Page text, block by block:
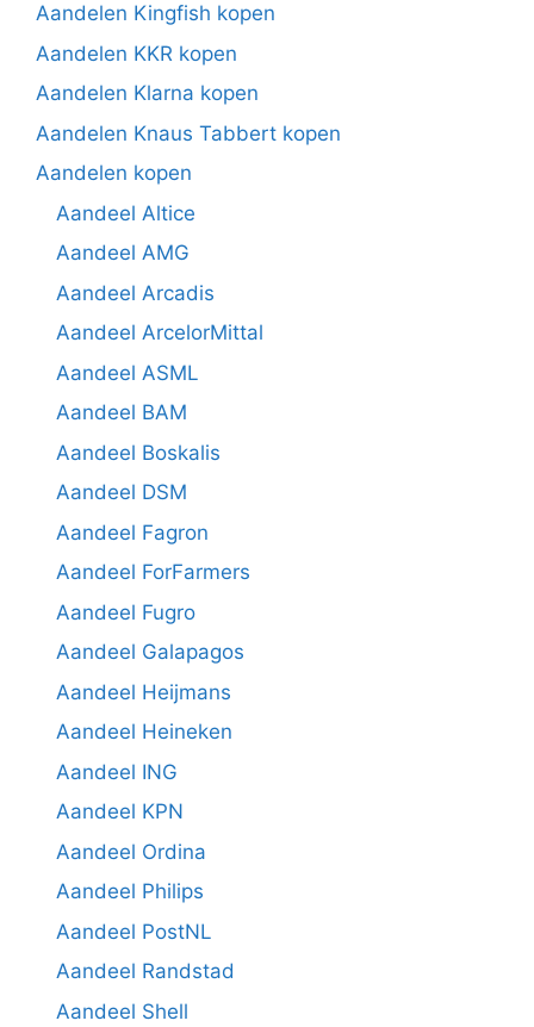
Aandelen Kingfish kopen
Aandelen KKR kopen
Aandelen Klarna kopen
Aandelen Knaus Tabbert kopen
Aandelen kopen
Aandeel Altice
Aandeel AMG
Aandeel Arcadis
Aandeel ArcelorMittal
Aandeel ASML
Aandeel BAM
Aandeel Boskalis
Aandeel DSM
Aandeel Fagron
Aandeel ForFarmers
Aandeel Fugro
Aandeel Galapagos
Aandeel Heijmans
Aandeel Heineken
Aandeel ING
Aandeel KPN
Aandeel Ordina
Aandeel Philips
Aandeel PostNL
Aandeel Randstad
Aandeel Shell